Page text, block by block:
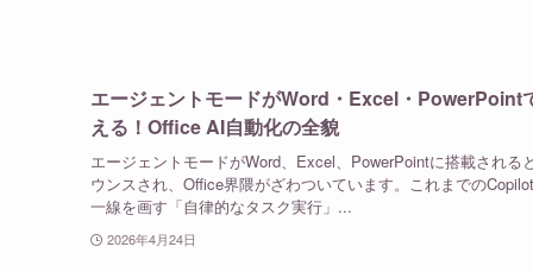
エージェントモードがWord・Excel・PowerPoint
える！Office AI自動化の全貌
エージェントモードがWord、Excel、PowerPointに搭載される
ウンスされ、Office界隈がざわついています。これまでの
一線を画す「自律的なタスク実行」...
2026年4月24日